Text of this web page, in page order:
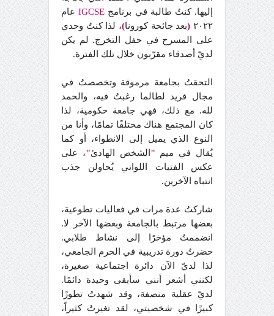
إليها. كنتُ طالبة في برنامج IGCSEعام
٢٠٢٢ (بعد جائحة كورونا)، لذا كنتُ وحدي
على المسرح في حفل التخرج. لم يكن
لديّ أصدقاء مقرّبون خلال تلك الفترة.
التحقتُ بجامعة مرموقة وتخصصتُ في
مجال فريد لطالما رغبتُ فيه، والحمد
لله. مع ذلك، فهي جامعة حكومية، لذا
كان المجتمع هناك مختلفًا تمامًا، وأنا من
النوع الذي يميل إلى الانطواء، أو كما
يُقال في ميم " الشخص الهادئ"، على
عكس الفتيات اللواتي يُحاولن جذب
انتباه الآخرين.
شاركتُ عدة مرات في فعاليات تطوعية،
بعضها مرتبط بالجامعة وبعضها الآخر لا.
انضممتُ مؤخرًا إلى نشاط طلابي.
حضرتُ دورة تدريبية في الحرم الجامعي،
لذا لديّ الآن دائرة اجتماعية صغيرة،
لكنني أشعر أنني سأبقى وحيدة دائمًا.
لديّ عقلية منصفة، وقد شهدتُ تطورًا
كبيرًا في شخصيتي، لقد تغيرتُ كثيراً،